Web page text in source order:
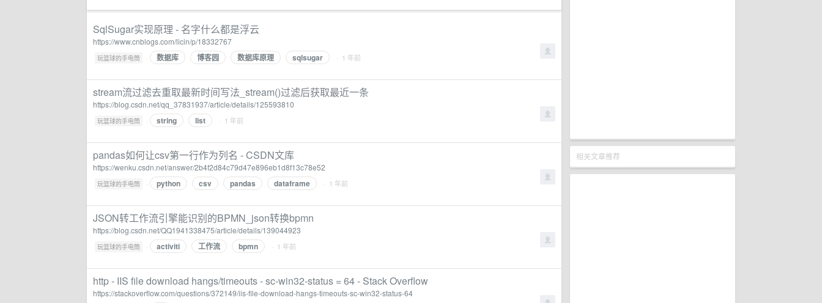
相关文章推荐
SqlSugar实现原理 - 名字什么都是浮云
https://www.cnblogs.com/licin/p/18332767
玩篮球的手电筒 · 数据库 博客园 数据库原理 sqlsugar · 1 年前
stream流过滤去重取最新时间写法_stream()过滤后获取最近一条
https://blog.csdn.net/qq_37831937/article/details/125593810
玩篮球的手电筒 · string list · 1 年前
pandas如何让csv第一行作为列名 - CSDN文库
https://wenku.csdn.net/answer/2b4f2d84c79d47e896eb1d8f13c78e52
玩篮球的手电筒 · python csv pandas dataframe · 1 年前
JSON转工作流引擎能识别的BPMN_json转换bpmn
https://blog.csdn.net/QQ1941338475/article/details/139044923
玩篮球的手电筒 · activiti 工作流 bpmn · 1 年前
http - IIS file download hangs/timeouts - sc-win32-status = 64 - Stack Overflow
https://stackoverflow.com/questions/372149/iis-file-download-hangs-timeouts-sc-win32-status-64